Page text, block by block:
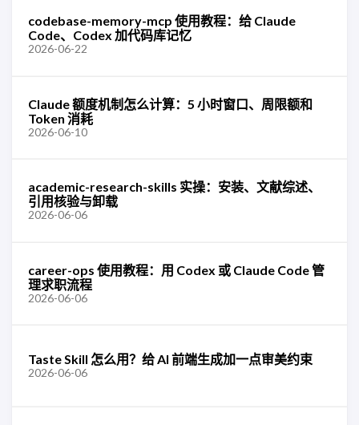
codebase-memory-mcp 使用教程：给 Claude
Code、Codex 加代码库记忆
2026-06-22
Claude 额度机制怎么计算：5 小时窗口、周限额和
Token 消耗
2026-06-10
academic-research-skills 实操：安装、文献综述、
引用核验与卸载
2026-06-06
career-ops 使用教程：用 Codex 或 Claude Code 管
理求职流程
2026-06-06
Taste Skill 怎么用？给 AI 前端生成加一点审美约束
2026-06-06